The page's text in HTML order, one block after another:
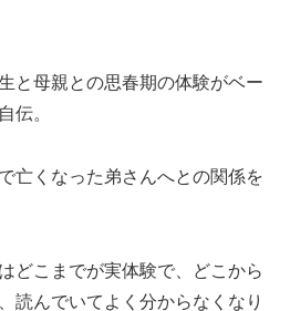
と母親との思春期の体験がベー
伝。
亡くなった弟さんへとの関係を
どこまでが実体験で、どこから
読んでいてよく分からなくなり